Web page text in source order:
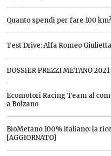
Quanto spendi per fare 100
Test Drive: Alfa Romeo
DOSSIER PREZZI METANO 2021
Ecomotori Racing Team al
a Bolzano
BioMetano 100% italiano: la
[AGGIORNATO]